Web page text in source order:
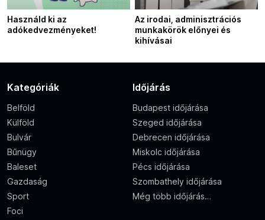
Használd ki az
adókedvezményeket!
Az irodai, adminisztrációs
munkakörök előnyei és
kihívásai
Kategóriák
Belföld
Külföld
Bulvár
Bűnügy
Baleset
Gazdaság
Sport
Foci
Időjárás
Budapest időjárása
Szeged időjárása
Debrecen időjárása
Miskolc időjárása
Pécs időjárása
Szombathely időjárása
Még több időjárás…